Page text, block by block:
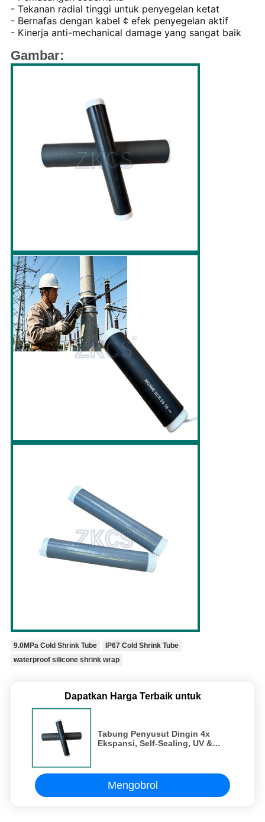
- Tekanan radial tinggi untuk penyegelan ketat
- Bernafas dengan kabel ¢ efek penyegelan aktif
- Kinerja anti-mechanical damage yang sangat baik
Gambar:
9.0MPa Cold Shrink Tube
IP67 Cold Shrink Tube
waterproof silicone shrink wrap
Dapatkan Harga Terbaik untuk
Tabung Penyusut Dingin 4x
Ekspansi, Self-Sealing, UV &
Mengobrol